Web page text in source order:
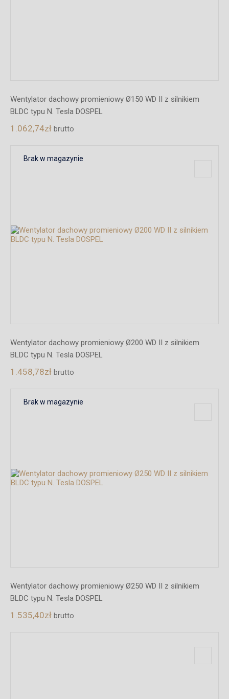
Wentylator dachowy promieniowy Ø150 WD II z silnikiem
BLDC typu N. Tesla DOSPEL
1.062,74zł brutto
Wentylator dachowy promieniowy Ø200 WD II z silnikiem
BLDC typu N. Tesla DOSPEL
1.458,78zł brutto
Wentylator dachowy promieniowy Ø250 WD II z silnikiem
BLDC typu N. Tesla DOSPEL
1.535,40zł brutto